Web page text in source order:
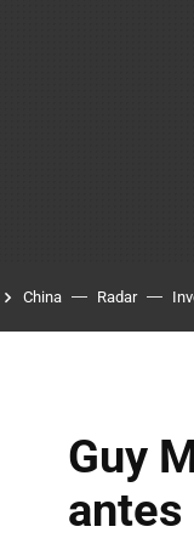
China Radar
Guy
antes